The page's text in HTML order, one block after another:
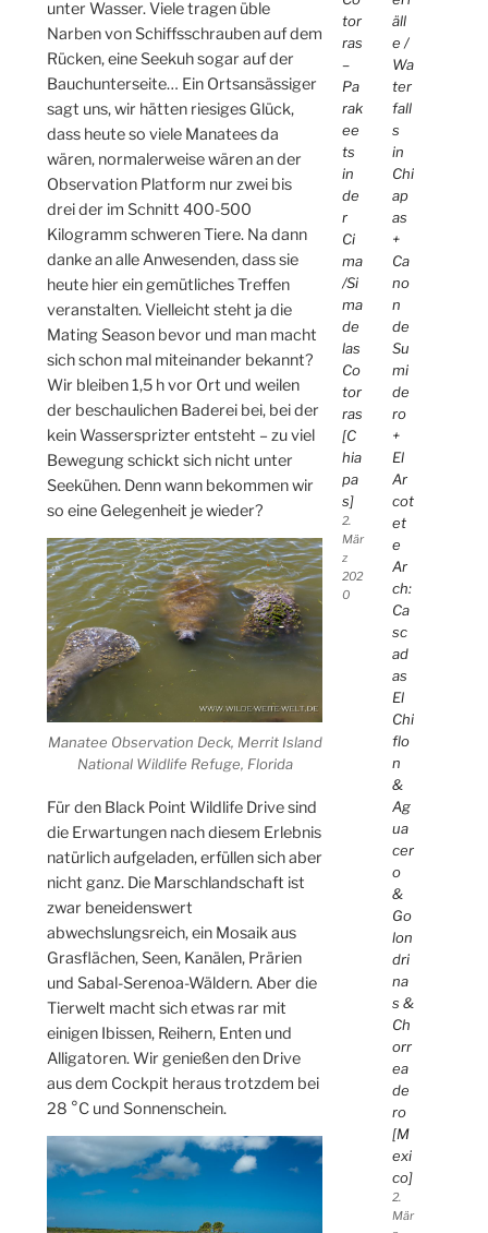
unter Wasser. Viele tragen üble
Narben von Schiffsschrauben auf dem
Rücken, eine Seekuh sogar auf der
Bauchunterseite… Ein Ortsansässiger
sagt uns, wir hätten riesiges Glück,
dass heute so viele Manatees da
wären, normalerweise wären an der
Observation Platform nur zwei bis
drei der im Schnitt 400-500
Kilogramm schweren Tiere. Na dann
danke an alle Anwesenden, dass sie
heute hier ein gemütliches Treffen
veranstalten. Vielleicht steht ja die
Mating Season bevor und man macht
sich schon mal miteinander bekannt?
Wir bleiben 1,5 h vor Ort und weilen
der beschaulichen Baderei bei, bei der
kein Wassersprizter entsteht – zu viel
Bewegung schickt sich nicht unter
Seekühen. Denn wann bekommen wir
so eine Gelegenheit je wieder?
Manatee Observation Deck, Merrit Island
National Wildlife Refuge, Florida
Für den Black Point Wildlife Drive sind
die Erwartungen nach diesem Erlebnis
natürlich aufgeladen, erfüllen sich aber
nicht ganz. Die Marschlandschaft ist
zwar beneidenswert
abwechslungsreich, ein Mosaik aus
Grasflächen, Seen, Kanälen, Prärien
und Sabal-Serenoa-Wäldern. Aber die
Tierwelt macht sich etwas rar mit
einigen Ibissen, Reihern, Enten und
Alligatoren. Wir genießen den Drive
aus dem Cockpit heraus trotzdem bei
28 °C und Sonnenschein.
tor
ras
–
Pa
rak
ee
ts
in
de
r
Ci
ma
/Si
ma
de
las
Co
tor
ras
[C
hia
pa
s]
2.
Mär
z
202
0
äll
e /
Wa
ter
fall
s
in
Chi
ap
as
+
Ca
no
n
de
Su
mi
de
ro
+
El
Ar
cot
et
e
Ar
ch:
Ca
sc
ad
as
El
Chi
flo
n
&
Ag
ua
cer
o
&
Go
lon
dri
na
s &
Ch
orr
ea
de
ro
[M
exi
co]
2.
Mär